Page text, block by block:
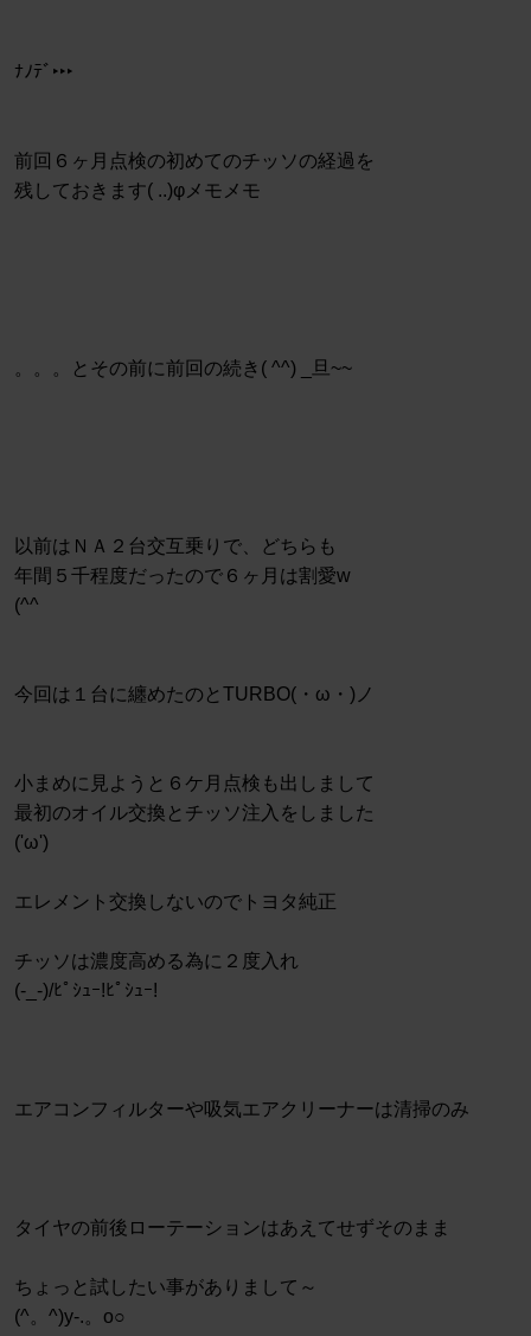
ﾅﾉﾃﾞ‣‣‣
前回６ヶ月点検の初めてのチッソの経過を
残しておきます( ..)φメモメモ
。。。とその前に前回の続き( ^^) _旦~~
以前はＮＡ２台交互乗りで、どちらも
年間５千程度だったので６ヶ月は割愛w
(^^ゞ
今回は１台に纏めたのとTURBO(・ω・)ノ
小まめに見ようと６ケ月点検も出しまして
最初のオイル交換とチッソ注入をしました
('ω')
エレメント交換しないのでトヨタ純正
チッソは濃度高める為に２度入れ
(-_-)/ﾋﾟｼｭｰ!ﾋﾟｼｭｰ!
エアコンフィルターや吸気エアクリーナーは清掃のみ
タイヤの前後ローテーションはあえてせずそのまま
ちょっと試したい事がありまして～
(^。^)y-.。o○